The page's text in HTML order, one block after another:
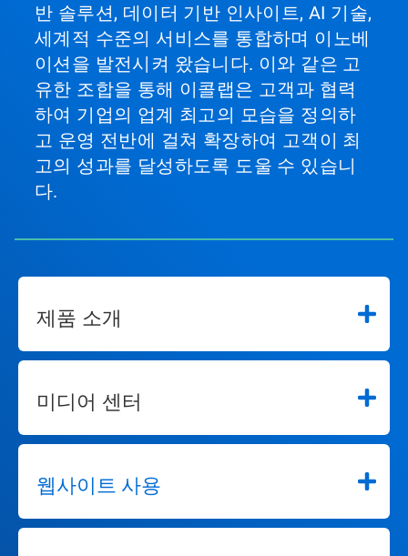
반 솔루션, 데이터 기반 인사이트, AI 기술,
세계적 수준의 서비스를 통합하며 이노베
이션을 발전시켜 왔습니다. 이와 같은 고
유한 조합을 통해 이콜랩은 고객과 협력
하여 기업의 업계 최고의 모습을 정의하
고 운영 전반에 걸쳐 확장하여 고객이 최
고의 성과를 달성하도록 도울 수 있습니
다.
제품 소개
미디어 센터
웹사이트 사용